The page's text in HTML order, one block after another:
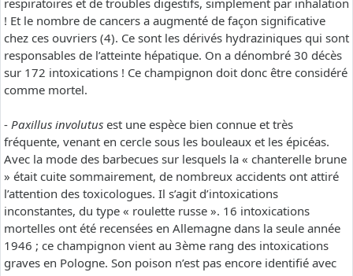
respiratoires et de troubles digestifs, simplement par inhalation
! Et le nombre de cancers a augmenté de façon significative
chez ces ouvriers (4). Ce sont les dérivés hydraziniques qui sont
responsables de l’atteinte hépatique. On a dénombré 30 décès
sur 172 intoxications ! Ce champignon doit donc être considéré
comme mortel.
- Paxillus involutus est une espèce bien connue et très
fréquente, venant en cercle sous les bouleaux et les épicéas.
Avec la mode des barbecues sur lesquels la « chanterelle brune
» était cuite sommairement, de nombreux accidents ont attiré
l’attention des toxicologues. Il s’agit d’intoxications
inconstantes, du type « roulette russe ». 16 intoxications
mortelles ont été recensées en Allemagne dans la seule année
1946 ; ce champignon vient au 3ème rang des intoxications
graves en Pologne. Son poison n’est pas encore identifié avec